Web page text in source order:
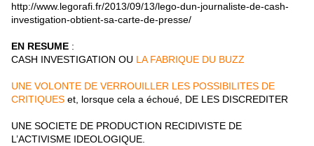
http://www.legorafi.fr/2013/09/13/lego-dun-journaliste-de-cash-
investigation-obtient-sa-carte-de-presse/
EN RESUME :
CASH INVESTIGATION OU LA FABRIQUE DU BUZZ
UNE VOLONTE DE VERROUILLER LES POSSIBILITES DE
CRITIQUES et, lorsque cela a échoué, DE LES DISCREDITER
UNE SOCIETE DE PRODUCTION RECIDIVISTE DE
L’ACTIVISME IDEOLOGIQUE.